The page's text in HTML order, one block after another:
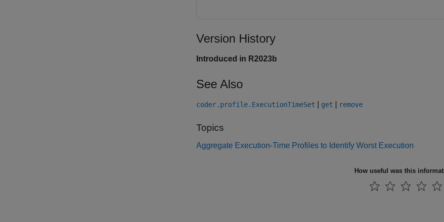
Version History
Introduced in R2023b
See Also
coder.profile.ExecutionTimeSet get remove
Topics
Aggregate Execution-Time Profiles to Identify Worst Execution
How useful was this